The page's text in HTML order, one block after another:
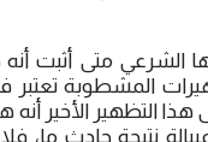
الشرعي متى
المشطوبة
التظهير الأخير أنه
نتيجة حادث ما،